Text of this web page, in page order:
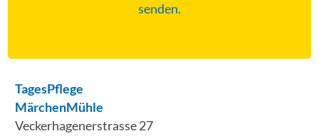
senden.
TagesPflege
MärchenMühle
Veckerhagenerstrasse 27